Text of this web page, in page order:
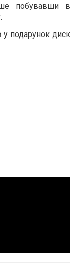
побувавши в
подарунок диск